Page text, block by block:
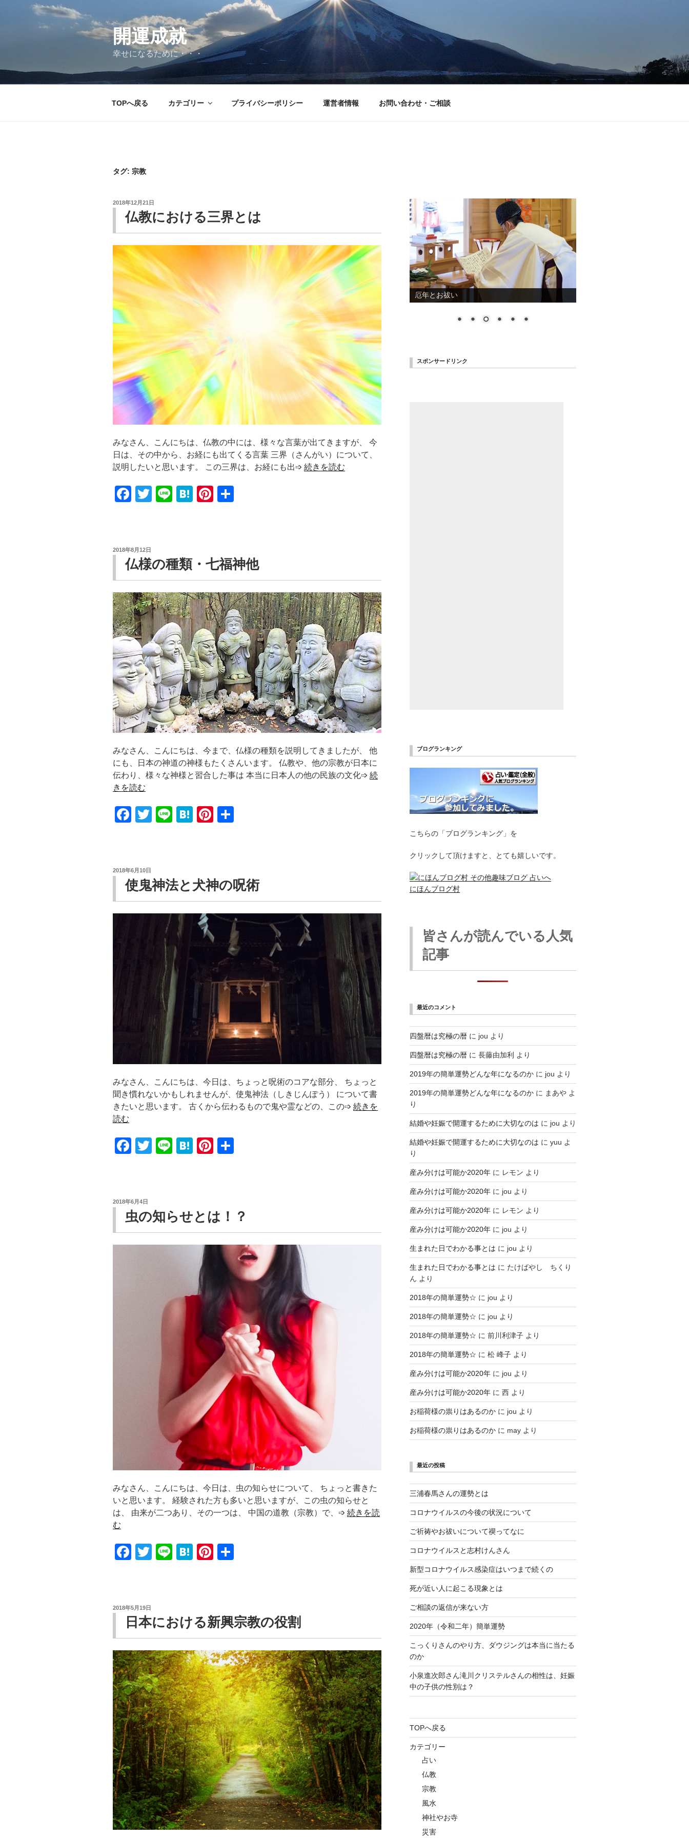
開運成就
幸せになるために・・・
TOPへ戻る カテゴリー プライバシーポリシー 運営者情報 お問い合わせ・ご相談
タグ: 宗教
投
2018年12月21日
仏教における三界とは
みなさん、こんにちは、仏教の中には、様々な言葉が出てきますが、 今
日は、その中から、お経にも出てくる言葉 三界（さんがい）について、
説明したいと思います。 この三界は、お経にも出➩ 続きを読む
F
e
b
o
o
k
T
Li
H
a
Pi
st
投
2018年8月12日
仏様の種類・七福神他
みなさん、こんにちは、今まで、仏様の種類を説明してきましたが、 他
にも、日本の神道の神様もたくさんいます。 仏教や、他の宗教が日本に
伝わり、様々な神様と習合した事は 本当に日本人の他の民族の文化➩ 続
きを読む
F
e
b
o
o
T
Li
H
a
Pi
st
投
2018年6月10日
使鬼神法と犬神の呪術
みなさん、こんにちは、今日は、ちょっと呪術のコアな部分、 ちょっと
聞き慣れないかもしれませんが、使鬼神法（しきじんぽう） について書
きたいと思います。 古くから伝わるもので鬼や霊などの、この➩ 続きを
読む
F
e
b
o
o
T
Li
H
a
Pi
st
投
2018年6月4日
虫の知らせとは！？
みなさん、こんにちは、今日は、虫の知らせについて、 ちょっと書きた
いと思います。 経験された方も多いと思いますが、この虫の知らせと
は、 由来が二つあり、その一つは、 中国の道教（宗教）で、➩ 続きを読
む
F
e
b
o
o
k
T
Li
H
a
Pi
st
投
2018年5月19日
日本における新興宗教の役割
漢方はがんと病気に効果があるのか
スポンサードリンク
ブログランキング
こちらの「ブログランキング」を
クリックして頂けますと、とても嬉しいです。
にほんブログ村
皆さんが読んでいる人気
記事
最近のコメント
四盤暦は究極の暦に jou より
四盤暦は究極の暦に 長藤由加利 より
2019年の簡単運勢どんな年になるのかに jou より
2019年の簡単運勢どんな年になるのかに まあやよ
り
結婚や妊娠で開運するために大切なのは に jou より
結婚や妊娠で開運するために大切なのは に yuu よ
り
産み分けは可能か2020年に レモン より
産み分けは可能か2020年に jou より
産み分けは可能か2020年に レモン より
産み分けは可能か2020年に jou より
生まれた日でわかる事とは に jou より
生まれた日でわかる事とは に たけばやし ちくり
ん より
2018年の簡単運勢☆ に jou より
2018年の簡単運勢☆ に jou より
2018年の簡単運勢☆ に 前川利津子より
2018年の簡単運勢☆ に 松 峰子より
産み分けは可能か2020年に jou より
産み分けは可能か2020年に 西より
お稲荷様の祟りはあるのかに jou より
お稲荷様の祟りはあるのかに mayより
最近の投稿
三浦春馬さんの運勢とは
コロナウイルスの今後の状況について
ご祈祷やお祓いについて禊ってなに
コロナウイルスと志村けんさん
新型コロナウイルス感染症はいつまで続くの
死が近い人に起こる現象とは
ご相談の返信が来ない方
2020年（令和二年）簡単運勢
こっくりさんのやり方、ダウジングは本当に当たる
のか
小泉進次郎さん滝川クリステルさんの相性は、妊娠
中の子供の性別は？
TOPへ戻る
カテゴリー
占い
仏教
宗教
風水
神社やお寺
災害